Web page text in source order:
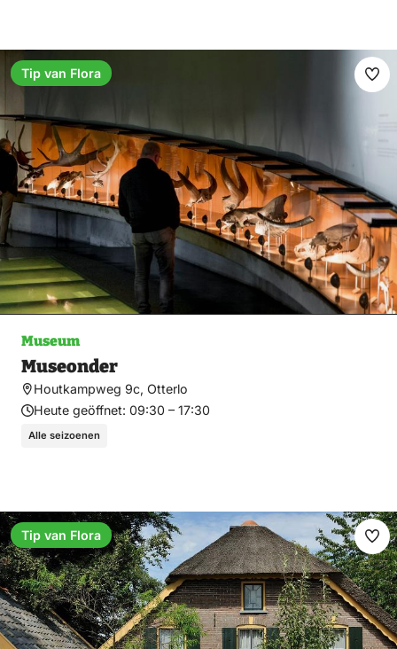
Museum
Museonder
Houtkampweg 9c, Otterlo
Heute geöffnet: 09:30 – 17:30
Alle seizoenen
Tip van Flora
Tip van Flora